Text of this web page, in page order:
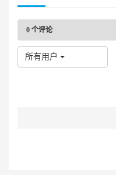
0 个评论
所有用户